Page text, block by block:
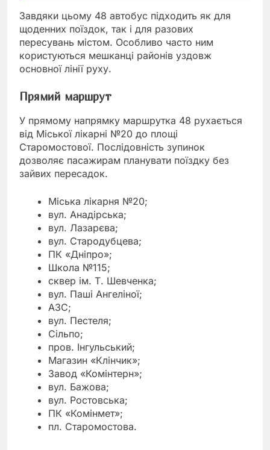
Завдяки цьому 48 автобус підходить як для
щоденних поїздок, так і для разових
пересувань містом. Особливо часто ним
користуються мешканці районів уздовж
основної лінії руху.
Прямий маршрут
У прямому напрямку маршрутка 48 рухається
від Міської лікарні №20 до площі
Старомостової. Послідовність зупинок
дозволяє пасажирам планувати поїздку без
зайвих пересадок.
Міська лікарня №20;
вул. Анадірська;
вул. Лазарєва;
вул. Стародубцева;
ПК «Дніпро»;
Школа №115;
сквер ім. Т. Шевченка;
вул. Паші Ангеліної;
АЗС;
вул. Пестеля;
Сільпо;
пров. Інгульський;
Магазин «Клінчик»;
Завод «Комінтерн»;
вул. Бажова;
вул. Ростовська;
ПК «Комінмет»;
пл. Старомостова.